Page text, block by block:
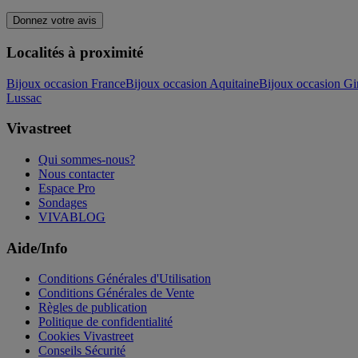
Donnez votre avis
Localités à proximité
Bijoux occasion FranceBijoux occasion AquitaineBijoux occasion
Lussac
Vivastreet
Qui sommes-nous?
Nous contacter
Espace Pro
Sondages
VIVABLOG
Aide/Info
Conditions Générales d'Utilisation
Conditions Générales de Vente
Règles de publication
Politique de confidentialité
Cookies Vivastreet
Conseils Sécurité